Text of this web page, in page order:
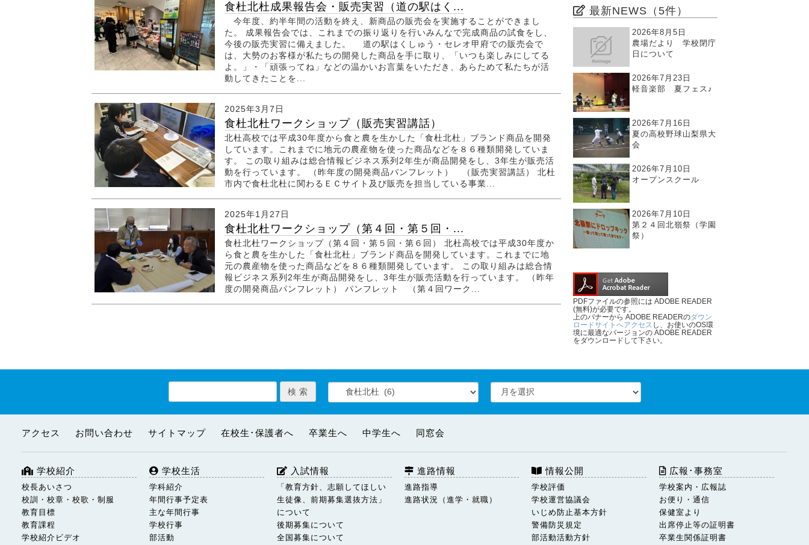
食杜北杜成果報告会・販売実習（道の駅はく...
今年度、約半年間の活動を終え、新商品の販売会を実施することができまし
た。 成果報告会では、これまでの振り返りを行いみんなで完成商品の試食をし、
今後の販売実習に備えました。 道の駅はくしゅう・セレオ甲府での販売会で
は、大勢のお客様が私たちの開発した商品を手に取り、「いつも楽しみにしてる
よ。」・「頑張ってね」などの温かいお言葉をいただき、あらためて私たちが活
動してきたことを...
2025年3月7日
食杜北杜ワークショップ（販売実習講話）
北杜高校では平成30年度から食と農を生かした「食杜北杜」ブランド商品を開発
しています。これまでに地元の農産物を使った商品などを８６種類開発していま
す。 この取り組みは総合情報ビジネス系列2年生が商品開発をし、3年生が販売活
動を行っています。 （昨年度の開発商品パンフレット） （販売実習講話） 北杜
市内で食杜北杜に関わるＥＣサイト及び販売を担当している事業...
2025年1月27日
食杜北杜ワークショップ（第４回・第５回・...
食杜北杜ワークショップ（第４回・第５回・第６回） 北杜高校では平成30年度か
ら食と農を生かした「食杜北杜」ブランド商品を開発しています。これまでに地
元の農産物を使った商品などを８６種類開発しています。 この取り組みは総合情
報ビジネス系列2年生が商品開発をし、3年生が販売活動を行っています。 （昨年
度の開発商品パンフレット） パンフレット （第４回ワーク...
最新NEWS（5件）
2026年8月5日
農場だより 学校閉庁
日について
2026年7月23日
軽音楽部 夏フェス♪
2026年7月16日
夏の高校野球山梨県大
会
2026年7月10日
オープンスクール
2026年7月10日
第２４回北嶺祭（学園
祭）
PDFファイルの参照には ADOBE READER
(無料)が必要です。
上のバナーから ADOBE READERのダウン
ロードサイトへアクセス し、お使いのOS環
境に最適なバージョンの ADOBE READER
をダウンロードして下さい。
アクセス お問い合わせ サイトマップ 在校生･保護者へ 卒業生へ 中学生へ 同窓会
学校紹介
校長あいさつ
校訓・校章・校歌・制服
教育目標
教育課程
学校紹介ビデオ
学校生活
学科紹介
年間行事予定表
主な年間行事
学校行事
部活動
入試情報
「教育方針、志願してほしい
生徒像、前期募集選抜方法」
について
後期募集について
全国募集について
進路情報
進路指導
進路状況（進学・就職）
情報公開
学校評価
学校運営協議会
いじめ防止基本方針
警備防災規定
部活動活動方針
広報･事務室
学校案内・広報誌
お便り・通信
保健室より
出席停止等の証明書
卒業生関係証明書